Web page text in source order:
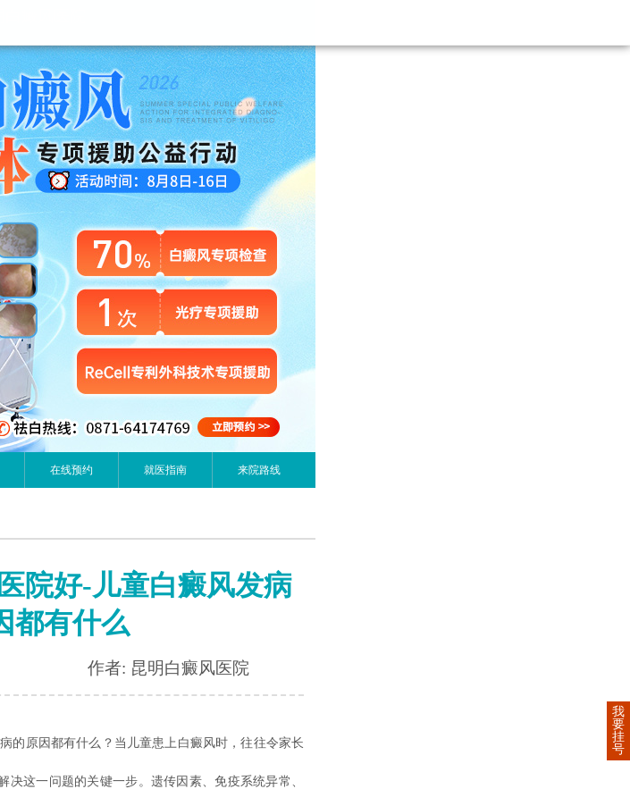
在线预约 就医指南 来院路线
院好-儿童白癜风发病
都有什么
作者: 昆明白癜风医院
原因都有什么？当儿童患上白癜风时，往往令家长
这一问题的关键一步。遗传因素、免疫系统异常、
我
要
挂
号